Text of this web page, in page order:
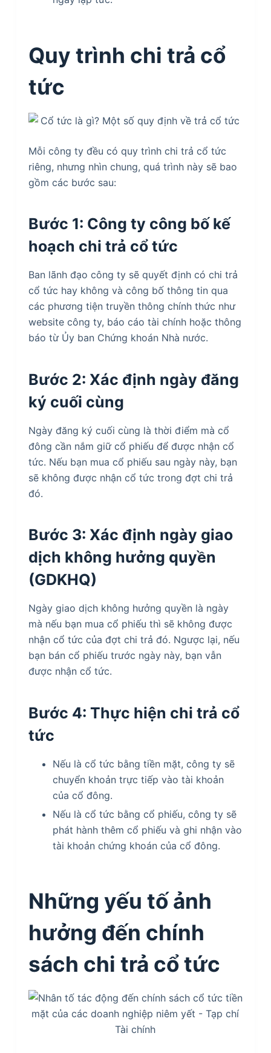
Quy trình chi trả cổ
tức
Mỗi công ty đều có quy trình chi trả cổ tức
riêng, nhưng nhìn chung, quá trình này sẽ bao
gồm các bước sau:
Bước 1: Công ty công bố kế
hoạch chi trả cổ tức
Ban lãnh đạo công ty sẽ quyết định có chi trả
cổ tức hay không và công bố thông tin qua
các phương tiện truyền thông chính thức như
website công ty, báo cáo tài chính hoặc thông
báo từ Ủy ban Chứng khoán Nhà nước.
Bước 2: Xác định ngày đăng
ký cuối cùng
Ngày đăng ký cuối cùng là thời điểm mà cổ
đông cần nắm giữ cổ phiếu để được nhận cổ
tức. Nếu bạn mua cổ phiếu sau ngày này, bạn
sẽ không được nhận cổ tức trong đợt chi trả
đó.
Bước 3: Xác định ngày giao
dịch không hưởng quyền
(GDKHQ)
Ngày giao dịch không hưởng quyền là ngày
mà nếu bạn mua cổ phiếu thì sẽ không được
nhận cổ tức của đợt chi trả đó. Ngược lại, nếu
bạn bán cổ phiếu trước ngày này, bạn vẫn
được nhận cổ tức.
Bước 4: Thực hiện chi trả cổ
tức
Nếu là cổ tức bằng tiền mặt, công ty sẽ
chuyển khoản trực tiếp vào tài khoản
của cổ đông.
Nếu là cổ tức bằng cổ phiếu, công ty sẽ
phát hành thêm cổ phiếu và ghi nhận vào
tài khoản chứng khoán của cổ đông.
Những yếu tố ảnh
hưởng đến chính
sách chi trả cổ tức